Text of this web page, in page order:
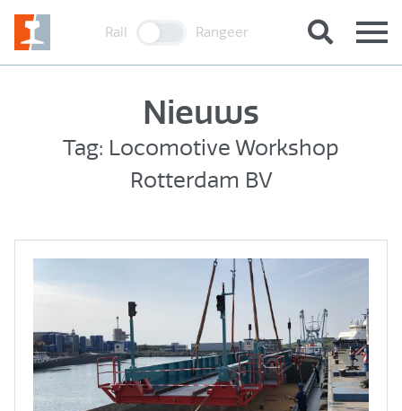
Rail Rangeer
Nieuws
Tag: Locomotive Workshop
Rotterdam BV